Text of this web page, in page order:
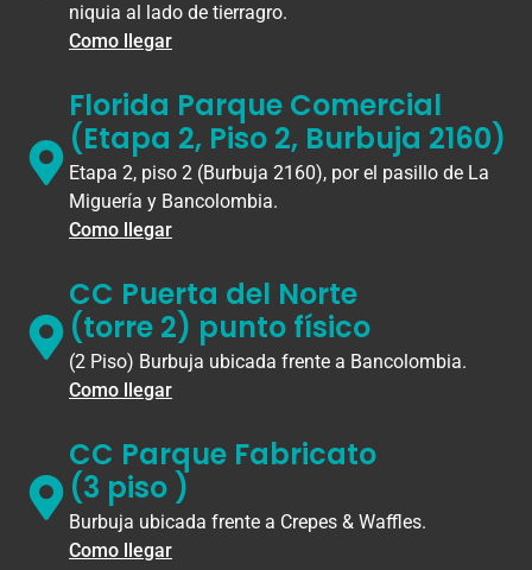
niquia al lado de tierragro.
Como llegar
Florida Parque Comercial
(Etapa 2, Piso 2, Burbuja 2160)
Etapa 2, piso 2 (Burbuja 2160), por el pasillo de La
Miguería y Bancolombia.
Como llegar
CC Puerta del Norte
(torre 2) punto físico
(2 Piso) Burbuja ubicada frente a Bancolombia.
Como llegar
CC Parque Fabricato
(3 piso )
Burbuja ubicada frente a Crepes & Waffles.
Como llegar